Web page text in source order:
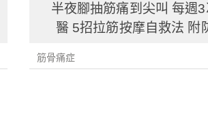
半夜腳抽筋痛到尖叫 每週
醫 5招
筋骨痛症